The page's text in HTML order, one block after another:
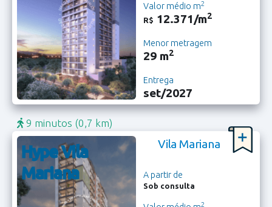
Valor médio m2
R$ 12.371/m2
Menor metragem
29 m2
Entrega
set/2027
9 minutos (0,7 km)
Hype Vila
Mariana
Vila Mariana
A partir de
Sob consulta
2